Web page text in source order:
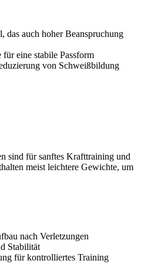
das auch hoher Beanspruchung
für eine stabile Passform
von Schweißbildung
sind für sanftes Krafttraining und
meist leichtere Gewichte, um
nach Verletzungen
Stabilität
für kontrolliertes Training